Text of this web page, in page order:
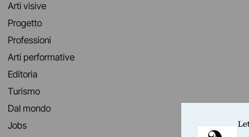
Arti visive
Progetto
Professioni
Arti performative
Editoria
Turismo
Dal mondo
Jobs